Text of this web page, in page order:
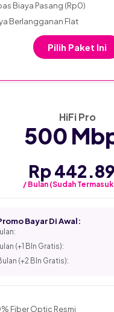
Biaya Pasang (Rp0)
Berlangganan Flat
Pilih Paket Ini
HiFi Pro
500
Rp
/ Bulan (Sudah Termasuk
Bayar Di Awal:
(+1 Bln Gratis):
(+2 Bln Gratis):
Fiber Optic Resmi